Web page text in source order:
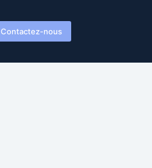
Contactez-nous